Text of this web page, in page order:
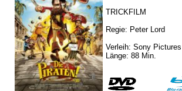
TRICKFILM
Regie: Peter Lord
Verleih: Sony Pictures
Länge: 88 Min.